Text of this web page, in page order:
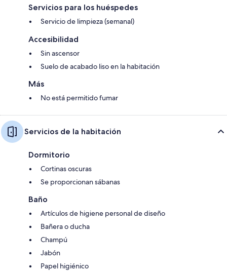
Servicios para los huéspedes
Servicio de limpieza (semanal)
Accesibilidad
Sin ascensor
Suelo de acabado liso en la habitación
Más
No está permitido fumar
Servicios de la habitación
Dormitorio
Cortinas oscuras
Se proporcionan sábanas
Baño
Artículos de higiene personal de diseño
Bañera o ducha
Champú
Jabón
Papel higiénico